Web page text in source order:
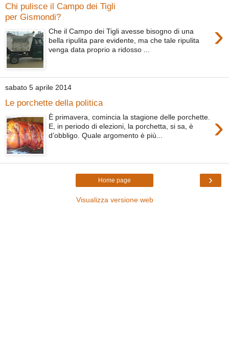
Chi pulisce il Campo dei Tigli
per Gismondi?
›
Che il Campo dei Tigli avesse bisogno di una
bella ripulita pare evidente, ma che tale ripulita
venga data proprio a ridosso ...
sabato 5 aprile 2014
Le porchette della politica
›
È primavera, comincia la stagione delle porchette.
E, in periodo di elezioni, la porchetta, si sa, è
d’obbligo. Quale argomento è più...
›
Home page
Visualizza versione web